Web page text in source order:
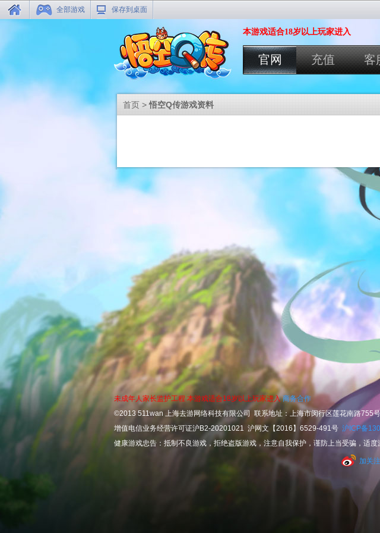
官网 充值 客
本游戏适合18岁以上玩家进入
首页 >悟空Q传游戏资料
未成年人家长监护工程 本游戏适合18岁以上玩家进入 商务合作
©2013 511wan 上海去游网络科技有限公司 联系地址：上海市闵行区莲花南路
增值电信业务经营许可证沪B2-20201021 沪网文【2016】6529-491号 沪ICP备
健康游戏忠告：抵制不良游戏，拒绝盗版游戏，注意自我保护，谨防上当受骗，适
加关注
全部游戏 保存到桌面